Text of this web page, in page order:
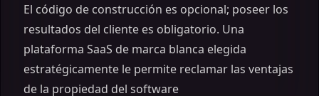
El código de construcción es opcional; poseer los
resultados del cliente es obligatorio. Una
plataforma SaaS de marca blanca elegida
estratégicamente le permite reclamar las ventajas
de la propiedad del software